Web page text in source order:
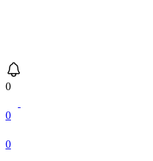
0
0
0